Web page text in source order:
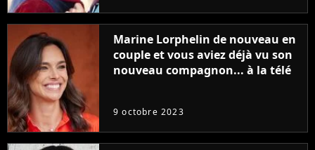
Marine Lorphelin de nouveau en
couple et vous aviez déjà vu son
nouveau compagnon... à la télé
9 octobre 2023